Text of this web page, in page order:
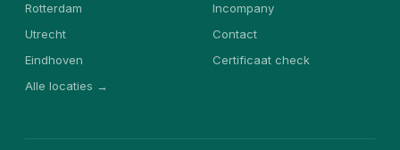
Rotterdam
Utrecht
Eindhoven
Alle locaties →
Incompany
Contact
Certificaat check